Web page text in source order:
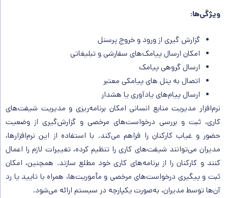
ویژگی‌ها:
گزارش گیری از ورود و خروج پرسنل
امکان ارسال پیامک‌های سفارشی و تبلیغاتی
ارسال گروهی پیامک
اتصال به پنل های پیامکی معتبر
ارسال پیام‌های یادآوری یا هشدار
نرم‌افزار مدیریت منابع انسانی امکان برنامه‌ریزی و مدیریت شیفت‌های
کاری، ثبت و بررسی درخواست‌های مرخصی و گزارش‌گیری از وضعیت
حضور و غیاب کارکنان را فراهم می‌کند. با استفاده از این نرم‌افزارها،
مدیران می‌توانند شیفت‌های کاری را تنظیم کرده، تغییرات لازم را اعمال
کنند و کارکنان را از برنامه‌های کاری خود مطلع سازند. همچنین، امکان
ثبت و پیگیری درخواست‌های مرخصی و مأموریت‌ها، همراه با تایید یا رد
آن‌ها توسط مدیران، به‌صورت یکپارچه در سیستم ارائه می‌شود.